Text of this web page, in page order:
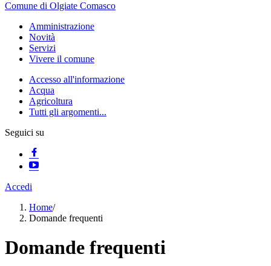
Comune di Olgiate Comasco
Amministrazione
Novità
Servizi
Vivere il comune
Accesso all'informazione
Acqua
Agricoltura
Tutti gli argomenti...
Seguici su
Accedi
Home/
Domande frequenti
Domande frequenti